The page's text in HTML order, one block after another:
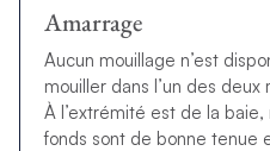
Amarrage
Aucun mouillage n’est
mouiller dans l’un des
À l’extrémité est de la
fonds sont de bonne tenue